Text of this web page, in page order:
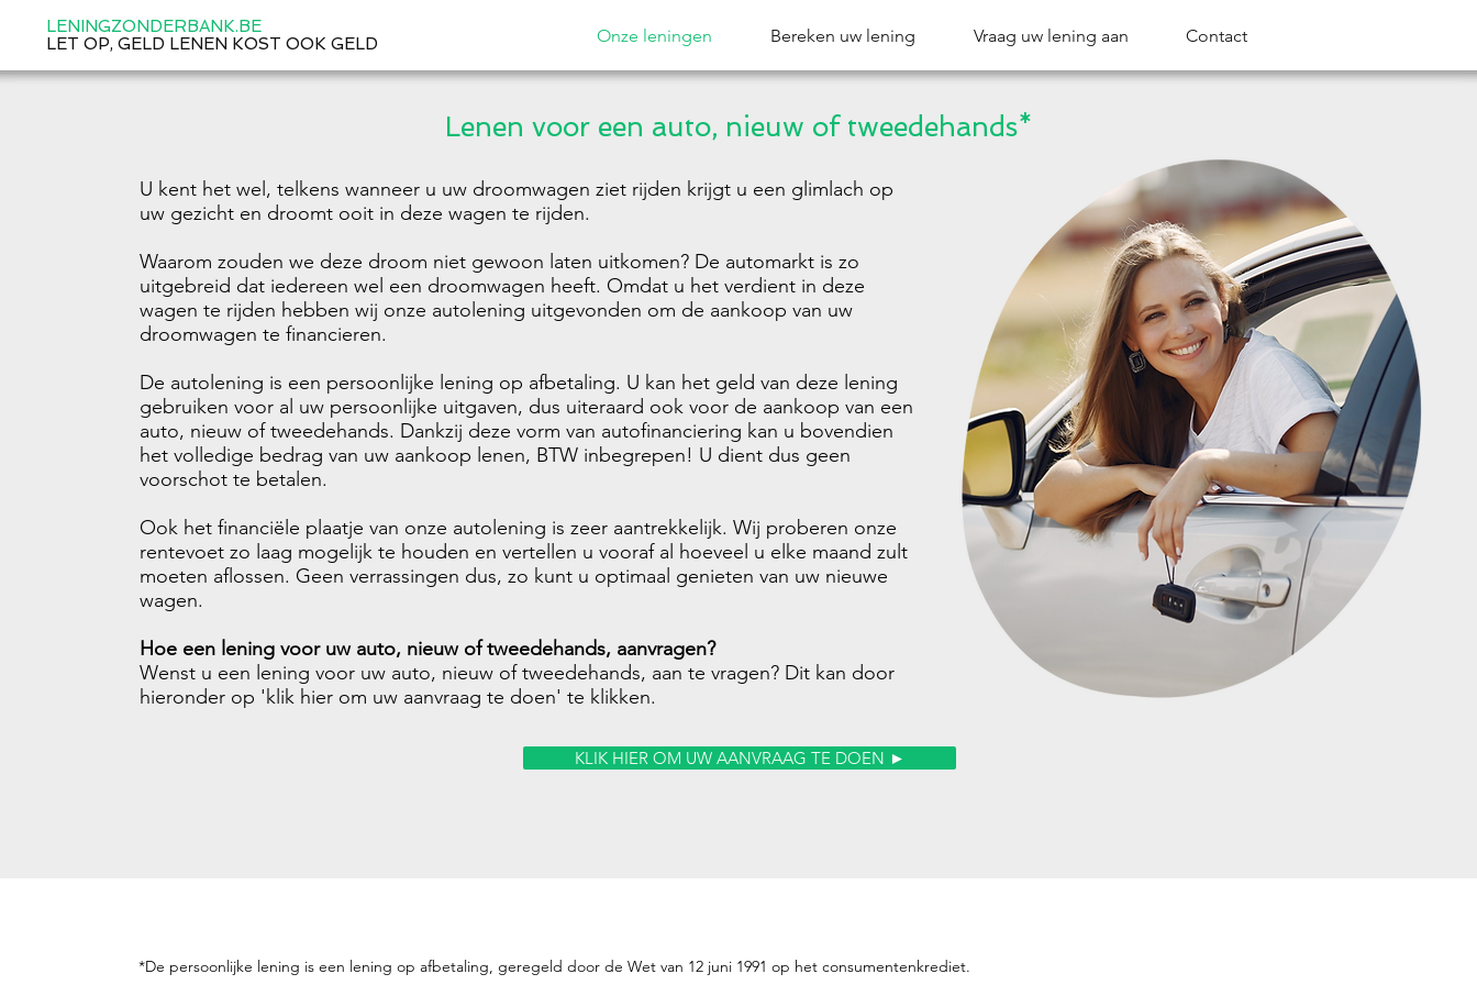
LENINGZONDERBANK.BE
LET OP, GELD LENEN KOST OOK GELD
Onze leningen Bereken uw lening Vraag uw lening aan Contact
Lenen voor een auto, nieuw of tweedehands*
U kent het wel, telkens wanneer u uw droomwagen ziet rijden krijgt u een glimlach op
uw gezicht en droomt ooit in deze wagen te rijden.
Waarom zouden we deze droom niet gewoon laten uitkomen? De automarkt is zo
uitgebreid dat iedereen wel een droomwagen heeft. Omdat u het verdient in deze
wagen te rijden hebben wij onze autolening uitgevonden om de aankoop van uw
droomwagen te financieren.
De autolening is een persoonlijke lening op afbetaling. U kan het geld van deze lening
gebruiken voor al uw persoonlijke uitgaven, dus uiteraard ook voor de aankoop van een
auto, nieuw of tweedehands. Dankzij deze vorm van autofinanciering kan u bovendien
het volledige bedrag van uw aankoop lenen, BTW inbegrepen! U dient dus geen
voorschot te betalen.
Ook het financiële plaatje van onze autolening is zeer aantrekkelijk. Wij proberen onze
rentevoet zo laag mogelijk te houden en vertellen u vooraf al hoeveel u elke maand zult
moeten aflossen. Geen verrassingen dus, zo kunt u optimaal genieten van uw nieuwe
wagen.
Hoe een lening voor uw auto, nieuw of tweedehands, aanvragen?
Wenst u een lening voor uw auto, nieuw of tweedehands, aan te vragen? Dit kan door
hieronder op 'klik hier om uw aanvraag te doen' te klikken.
KLIK HIER OM UW AANVRAAG TE DOEN ►
*De persoonlijke lening is een lening op afbetaling, geregeld door de Wet van 12 juni 1991 op het consumentenkrediet.